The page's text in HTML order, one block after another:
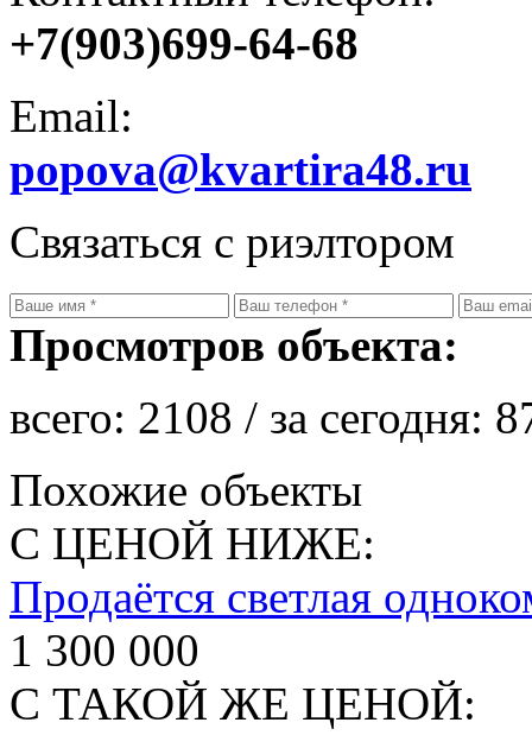
+7(903)699-64-68
Email:
popova@kvartira48.ru
Связаться с риэлтором
Просмотров объекта:
всего: 2108 / за сегодня:
Похожие объекты
С ЦЕНОЙ НИЖЕ:
Продаётся светлая
1 300 000
С ТАКОЙ ЖЕ ЦЕНОЙ: